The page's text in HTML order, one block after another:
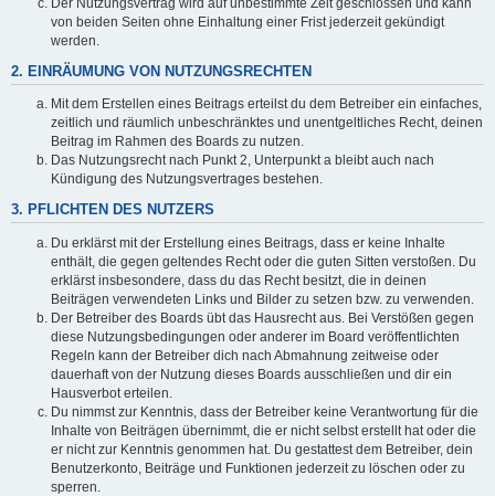
Der Nutzungsvertrag wird auf unbestimmte Zeit geschlossen und kann
von beiden Seiten ohne Einhaltung einer Frist jederzeit gekündigt
werden.
2. EINRÄUMUNG VON NUTZUNGSRECHTEN
Mit dem Erstellen eines Beitrags erteilst du dem Betreiber ein einfaches,
zeitlich und räumlich unbeschränktes und unentgeltliches Recht, deinen
Beitrag im Rahmen des Boards zu nutzen.
Das Nutzungsrecht nach Punkt 2, Unterpunkt a bleibt auch nach
Kündigung des Nutzungsvertrages bestehen.
3. PFLICHTEN DES NUTZERS
Du erklärst mit der Erstellung eines Beitrags, dass er keine Inhalte
enthält, die gegen geltendes Recht oder die guten Sitten verstoßen. Du
erklärst insbesondere, dass du das Recht besitzt, die in deinen
Beiträgen verwendeten Links und Bilder zu setzen bzw. zu verwenden.
Der Betreiber des Boards übt das Hausrecht aus. Bei Verstößen gegen
diese Nutzungsbedingungen oder anderer im Board veröffentlichten
Regeln kann der Betreiber dich nach Abmahnung zeitweise oder
dauerhaft von der Nutzung dieses Boards ausschließen und dir ein
Hausverbot erteilen.
Du nimmst zur Kenntnis, dass der Betreiber keine Verantwortung für die
Inhalte von Beiträgen übernimmt, die er nicht selbst erstellt hat oder die
er nicht zur Kenntnis genommen hat. Du gestattest dem Betreiber, dein
Benutzerkonto, Beiträge und Funktionen jederzeit zu löschen oder zu
sperren.